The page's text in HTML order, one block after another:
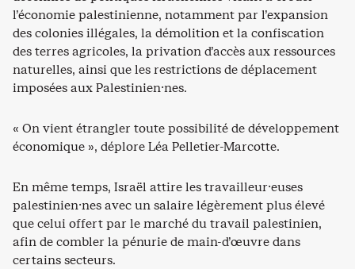
l’économie palestinienne, notamment par l’expansion
des colonies illégales, la démolition et la confiscation
des terres agricoles, la privation d’accès aux ressources
naturelles, ainsi que les restrictions de déplacement
imposées aux Palestinien⸱nes.
« On vient étrangler toute possibilité de développement
économique », déplore Léa Pelletier-Marcotte.
En même temps, Israël attire les travailleur⸱euses
palestinien⸱nes avec un salaire légèrement plus élevé
que celui offert par le marché du travail palestinien,
afin de combler la pénurie de main-d’œuvre dans
certains secteurs.